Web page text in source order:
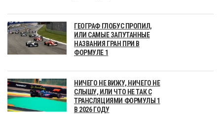
ГЕОГРАФ ГЛОБУС ПРОПИЛ,
ИЛИ САМЫЕ ЗАПУТАННЫЕ
НАЗВАНИЯ ГРАН ПРИ В
ФОРМУЛЕ 1
НИЧЕГО НЕ ВИЖУ, НИЧЕГО НЕ
СЛЫШУ, ИЛИ ЧТО НЕ ТАК С
ТРАНСЛЯЦИЯМИ ФОРМУЛЫ 1
В 2026 ГОДУ